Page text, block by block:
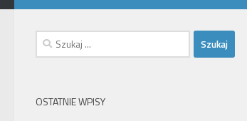
Szukaj:
OSTATNIE WPISY